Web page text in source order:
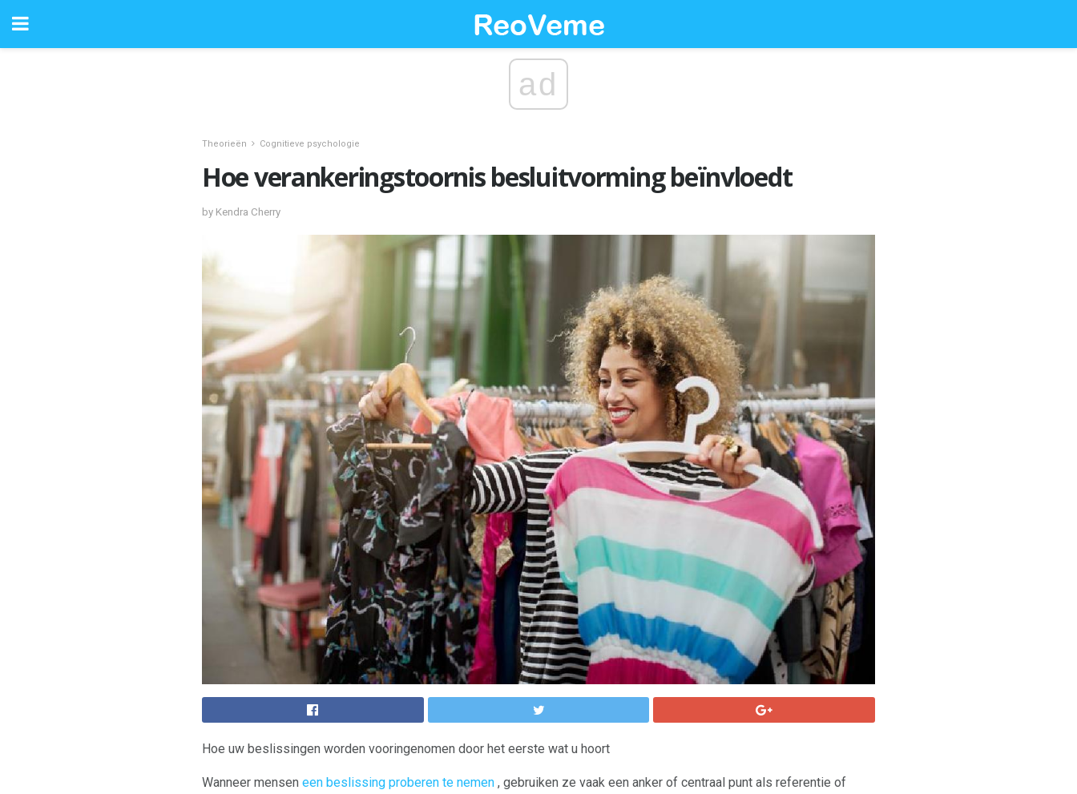
ad
Theorieën Cognitieve psychologie
Hoe verankeringstoornis besluitvorming beïnvloedt
by Kendra Cherry
Hoe uw beslissingen worden vooringenomen door het eerste wat u hoort
Wanneer mensen een beslissing proberen te nemen , gebruiken ze vaak een anker of centraal punt als referentie of